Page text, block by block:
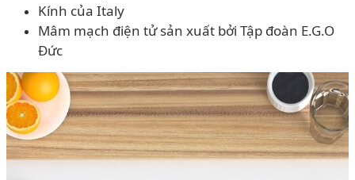
Kính của Italy
Mâm mạch điện tử sản xuất bởi Tập đoàn E.G.O
Đức